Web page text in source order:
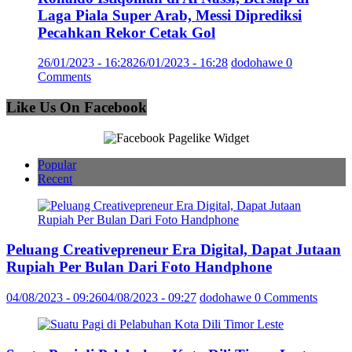
Laga Piala Super Arab, Messi Diprediksi
Pecahkan Rekor Cetak Gol
26/01/2023 - 16:2826/01/2023 - 16:28 dodohawe 0
Comments
Like Us On Facebook
Popular
Recent
Peluang Creativepreneur Era Digital, Dapat Jutaan
Rupiah Per Bulan Dari Foto Handphone
04/08/2023 - 09:2604/08/2023 - 09:27 dodohawe 0 Comments